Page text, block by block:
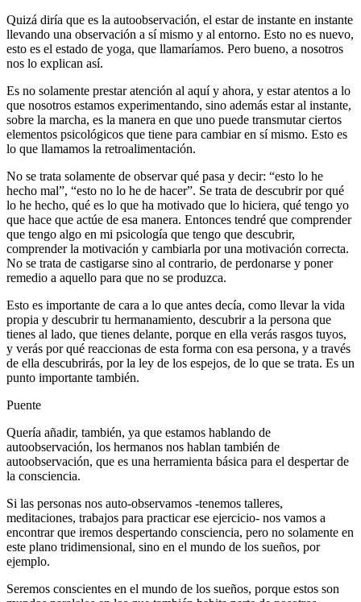
Quizá diría que es la autoobservación, el estar de instante en instante
llevando una observación a sí mismo y al entorno. Esto no es nuevo,
esto es el estado de yoga, que llamaríamos. Pero bueno, a nosotros
nos lo explican así.
Es no solamente prestar atención al aquí y ahora, y estar atentos a lo
que nosotros estamos experimentando, sino además estar al instante,
sobre la marcha, es la manera en que uno puede transmutar ciertos
elementos psicológicos que tiene para cambiar en sí mismo. Esto es
lo que llamamos la retroalimentación.
No se trata solamente de observar qué pasa y decir: “esto lo he
hecho mal”, “esto no lo he de hacer”. Se trata de descubrir por qué
lo he hecho, qué es lo que ha motivado que lo hiciera, qué tengo yo
que hace que actúe de esa manera. Entonces tendré que comprender
que tengo algo en mi psicología que tengo que descubrir,
comprender la motivación y cambiarla por una motivación correcta.
No se trata de castigarse sino al contrario, de perdonarse y poner
remedio a aquello para que no se produzca.
Esto es importante de cara a lo que antes decía, como llevar la vida
propia y descubrir tu hermanamiento, descubrir a la persona que
tienes al lado, que tienes delante, porque en ella verás rasgos tuyos,
y verás por qué reaccionas de esta forma con esa persona, y a través
de ella descubrirás, por la ley de los espejos, de lo que se trata. Es un
punto importante también.
Puente
Quería añadir, también, ya que estamos hablando de
autoobservación, los hermanos nos hablan también de
autoobservación, que es una herramienta básica para el despertar de
la consciencia.
Si las personas nos auto-observamos -tenemos talleres,
meditaciones, trabajos para practicar ese ejercicio- nos vamos a
encontrar que iremos despertando consciencia, pero no solamente en
este plano tridimensional, sino en el mundo de los sueños, por
ejemplo.
Seremos conscientes en el mundo de los sueños, porque estos son